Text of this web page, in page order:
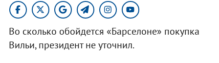
Во сколько обойдется «Барселоне» покупка
Вильи, президент не уточнил.